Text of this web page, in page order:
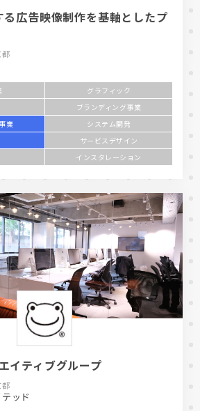
る広告映像制作を基軸としたプ
都
グラフィック
ブランディング事業
業
システム開発
サービスデザイン
インスタレーション
イティブグループ
都
ッド